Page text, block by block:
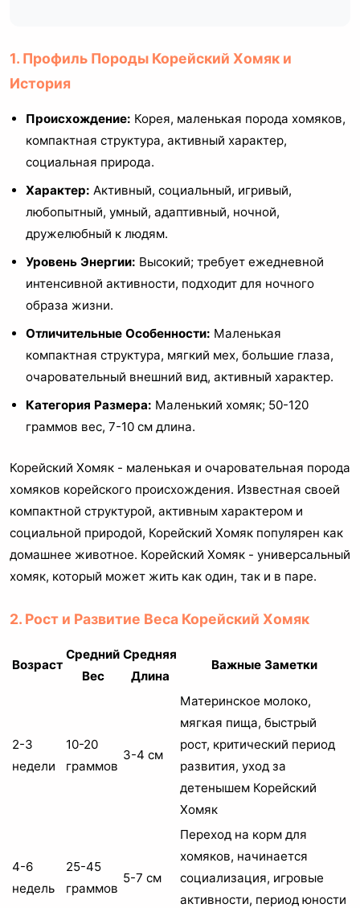
1. Профиль Породы Корейский Хомяк и
История
Происхождение: Корея, маленькая порода хомяков,
компактная структура, активный характер,
социальная природа.
Характер: Активный, социальный, игривый,
любопытный, умный, адаптивный, ночной,
дружелюбный к людям.
Уровень Энергии: Высокий; требует ежедневной
интенсивной активности, подходит для ночного
образа жизни.
Отличительные Особенности: Маленькая
компактная структура, мягкий мех, большие глаза,
очаровательный внешний вид, активный характер.
Категория Размера: Маленький хомяк; 50-120
граммов вес, 7-10 см длина.
Корейский Хомяк - маленькая и очаровательная порода
хомяков корейского происхождения. Известная своей
компактной структурой, активным характером и
социальной природой, Корейский Хомяк популярен как
домашнее животное. Корейский Хомяк - универсальный
хомяк, который может жить как один, так и в паре.
2. Рост и Развитие Веса Корейский Хомяк
Возраст
Средний
Вес
Средняя
Длина
Важные Заметки
2-3
недели
10-20
граммов
3-4 см
Материнское молоко,
мягкая пища, быстрый
рост, критический период
развития, уход за
детенышем Корейский
Хомяк
4-6
недель
25-45
граммов
5-7 см
Переход на корм для
хомяков, начинается
социализация, игровые
активности, период юности